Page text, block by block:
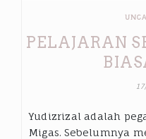
PELAJARAN
Yudizrizal adalah
Migas. Sebelumnya